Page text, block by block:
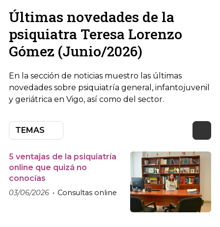
Últimas novedades de la
psiquiatra Teresa Lorenzo
Gómez (Junio/2026)
En la sección de noticias muestro las últimas
novedades sobre psiquiatría general, infantojuvenil
y geriátrica en Vigo, así como del sector.
TEMAS
5 ventajas de la psiquiatría
online que quizá no
conocías
03/06/2026 Consultas online